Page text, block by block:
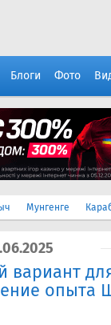
Блоги Фото
Мунгенге
вариант
опыта